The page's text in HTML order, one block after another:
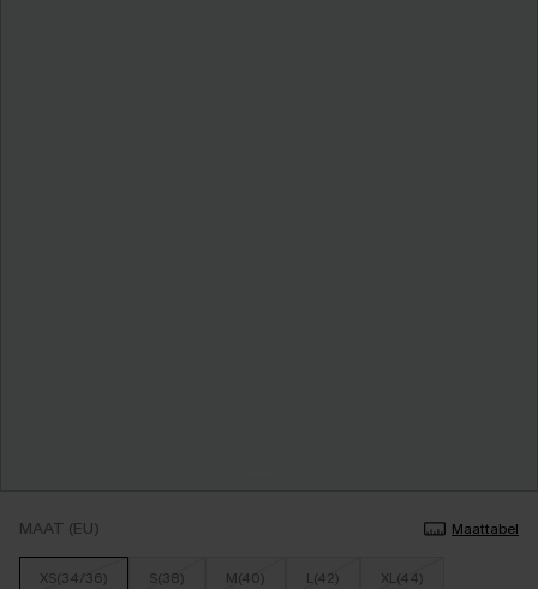
MAAT (EU) Maattabel
XS(34/36) S(38) M(40) L(42) XL(44)